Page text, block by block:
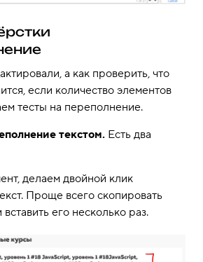
а как проверить, что
если количество элементов
тесты на переполнение.
текстом. Есть два
делаем двойной клик
Проще всего скопировать
его несколько раз.